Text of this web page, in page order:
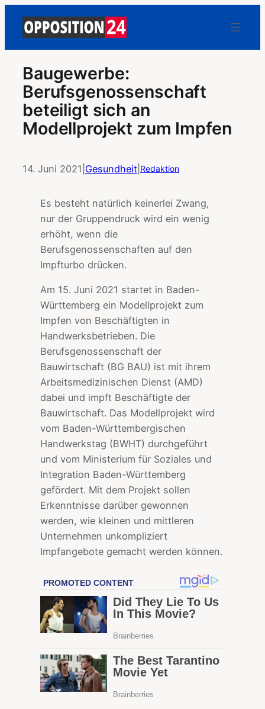
Baugewerbe:
Berufsgenossenschaft
beteiligt sich an
Modellprojekt zum Impfen
14. Juni 2021 Gesundheit Redaktion
Es besteht natürlich keinerlei Zwang,
nur der Gruppendruck wird ein wenig
erhöht, wenn die
Berufsgenossenschaften auf den
Impfturbo drücken.
Am 15. Juni 2021 startet in Baden-
Württemberg ein Modellprojekt zum
Impfen von Beschäftigten in
Handwerksbetrieben. Die
Berufsgenossenschaft der
Bauwirtschaft (BG BAU) ist mit ihrem
Arbeitsmedizinischen Dienst (AMD)
dabei und impft Beschäftigte der
Bauwirtschaft. Das Modellprojekt wird
vom Baden-Württembergischen
Handwerkstag (BWHT) durchgeführt
und vom Ministerium für Soziales und
Integration Baden-Württemberg
gefördert. Mit dem Projekt sollen
Erkenntnisse darüber gewonnen
werden, wie kleinen und mittleren
Unternehmen unkompliziert
Impfangebote gemacht werden können.